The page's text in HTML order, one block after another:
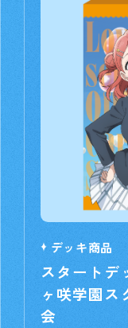
デッキ商品
スタートデ
ヶ咲学園ス
会